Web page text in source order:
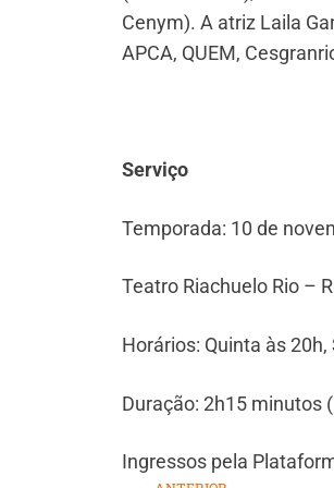
Cenym). A atriz Laila
APCA, QUEM,
Serviço
Temporada: 10 de
Teatro Riachuelo Rio –
Horários: Quinta às
Duração: 2h15 minutos
Ingressos pela